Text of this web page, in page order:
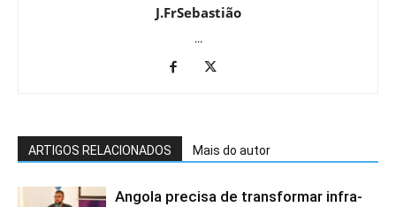
J.FrSebastião
...
ARTIGOS RELACIONADOS Mais do autor
Angola precisa de transformar infra-